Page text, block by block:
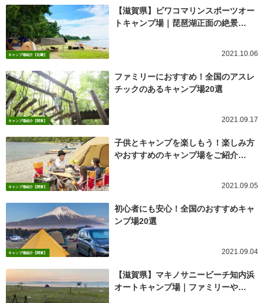
キャンプ場紹介【近畿】
【滋賀県】ビワコマリンスポーツオー
トキャンプ場｜琵琶湖正面の絶景…
2021.10.06
キャンプ場紹介【関東】
ファミリーにおすすめ！全国のアスレ
チックのあるキャンプ場20選
2021.09.17
キャンプ場紹介【関東】
子供とキャンプを楽しもう！楽しみ方
やおすすめのキャンプ場をご紹介…
2021.09.05
キャンプ場紹介【関東】
初心者にも安心！全国のおすすめキャ
ンプ場20選
2021.09.04
【滋賀県】マキノサニービーチ知内浜
オートキャンプ場｜ファミリーや…